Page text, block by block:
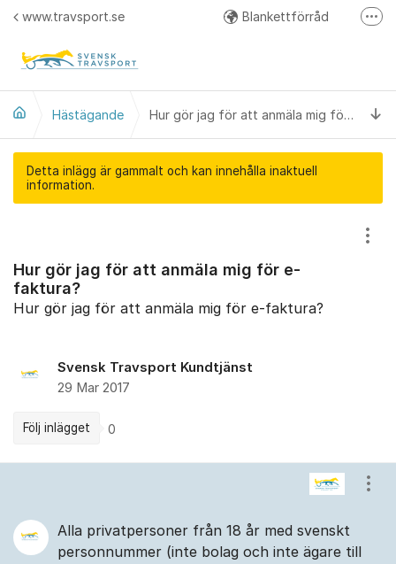
Hoppa till innehåll
www.travsport.se Blankettförråd
Hästägande Hur gör jag för att anmäla mig för e-faktura?
Detta inlägg är gammalt och kan innehålla inaktuell
information.
Hur gör jag för att anmäla mig för e-
faktura?
Hur gör jag för att anmäla mig för e-faktura?
Svensk Travsport Kundtjänst
29 Mar 2017
Följ inlägget 0
Alla privatpersoner från 18 år med svenskt
personnummer (inte bolag och inte ägare till